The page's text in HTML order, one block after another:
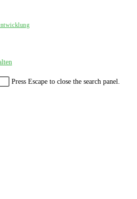
Press Escape to close the search panel.